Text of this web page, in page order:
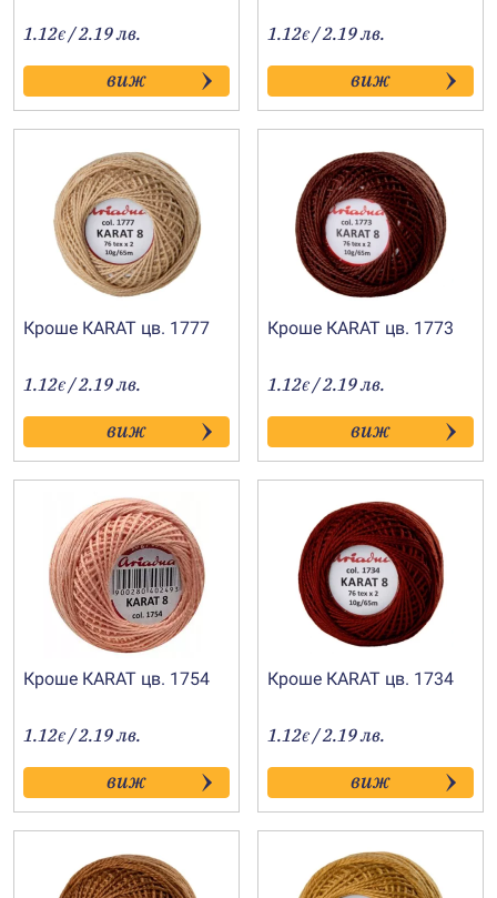
1.12€ / 2.19 лв.
виж
1.12€ / 2.19 лв.
виж
Кроше КARAT цв. 1777
1.12€ / 2.19 лв.
виж
Кроше КARAT цв. 1773
1.12€ / 2.19 лв.
виж
Кроше КARAT цв. 1754
1.12€ / 2.19 лв.
виж
Кроше КARAT цв. 1734
1.12€ / 2.19 лв.
виж